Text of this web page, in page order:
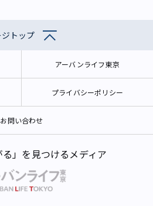
トップ
アーバンライフ東京
プライバシーポリシー
お問い合わせ
」を見つけるメディア